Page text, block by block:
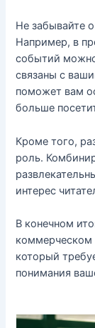
Не забывайте
Например, в
событий
связаны с
поможет вам
больше
Кроме того,
роль.
интерес
В конечном
коммерческом
который
понимания